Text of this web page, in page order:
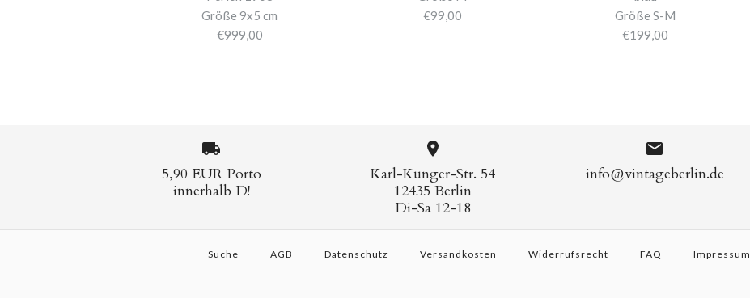
Größe 9x5 cm
€999,00
€99,00
Größe S-M
€199,00
5,90 EUR Porto
innerhalb D!
Karl-Kunger-Str. 54
12435 Berlin
Di-Sa 12-18
info@vintageberlin.de
Suche AGB Datenschutz Versandkosten Widerrufsrecht FAQ Impressum